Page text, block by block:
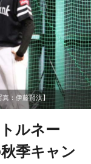
真：伊藤賢汰】
ルネー
季キャン